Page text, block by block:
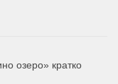
озеро» кратко